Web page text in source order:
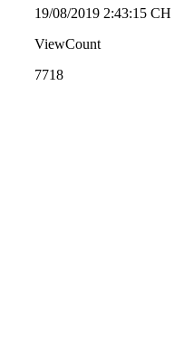
19/08/2019 2:43:15 CH
ViewCount
7718